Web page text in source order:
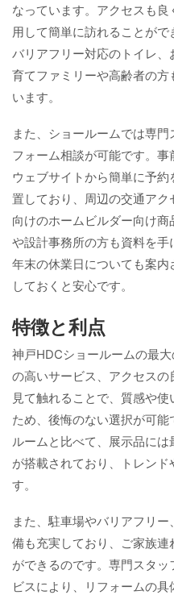
なっています。アクセスも
用して簡単に訪れることが
バリアフリー対応のトイレ
育てファミリーや高齢者の
います。
また、ショールームでは専
フォーム相談が可能です。
ウェブサイトから簡単に予
置しており、周辺の交通ア
向けのホームビルダー向け
や設計事務所の方も資料を
年末の休業日についても案
しておくと安心です。
特徴と利点
神戸HDCショールームの最
の高いサービス、アクセス
見て触れることで、質感や
ため、後悔のない選択が可
ルームと比べて、展示品に
が搭載されており、トレン
す。
また、駐車場やバリアフリ
備も充実しており、ご家族
ができるのです。専門スタ
ビスにより、リフォームの